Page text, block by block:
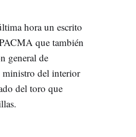
hora un escrito
que también
general de
ministro del interior
del toro que